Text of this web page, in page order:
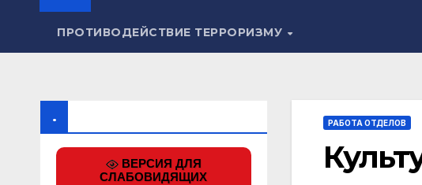
ПРОТИВОДЕЙСТВИЕ ТЕРРОРИЗМУ
.
ВЕРСИЯ ДЛЯ
СЛАБОВИДЯЩИХ
РАБОТА ОТДЕЛОВ